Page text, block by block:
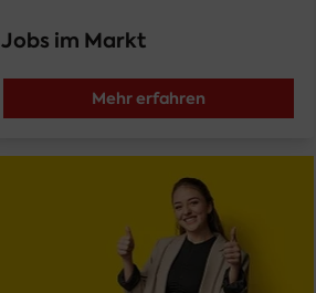
Jobs im Markt
Mehr erfahren